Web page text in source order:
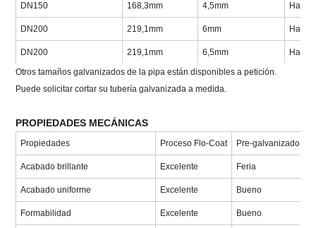
DN150 168,3mm 4,5mm Hasta
DN200 219,1mm 6mm Hasta
DN200 219,1mm 6,5mm
Hasta
Otros tamaños galvanizados de la pipa están disponibles a petición.
Puede solicitar cortar su tubería galvanizada a medida.
PROPIEDADES MECÁNICAS
Propiedades Proceso Flo-Coat Pre-galvanizado
Acabado brillante Excelente Feria
Acabado uniforme Excelente Bueno
Formabilidad Excelente Bueno